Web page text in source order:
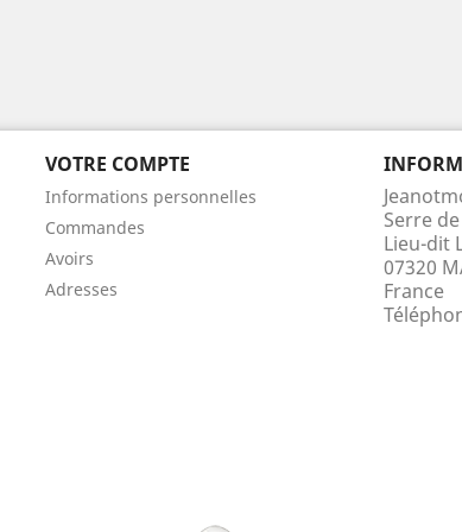
VOTRE COMPTE
Informations personnelles
Commandes
Avoirs
Adresses
Serre
Lieu-dit
07320
France